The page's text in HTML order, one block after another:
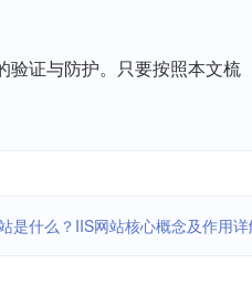
验证与防护。只要按照本文梳
是什么？IIS网站核心概念及作用